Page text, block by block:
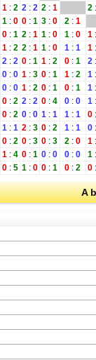
1 : 2 2 : 2 2 : 1 2 :
1 : 0 0 : 1 3 : 0 2 : 1
0 : 1 2 : 1 1 : 0 1 : 0 1 :
1 : 2 2 : 1 1 : 0 1 : 1 1 :
2 : 2 0 : 1 1 : 2 0 : 1 2 :
0 : 0 1 : 3 0 : 1 1 : 2 1 :
0 : 0 1 : 2 0 : 1 0 : 1 1 :
0 : 2 2 : 2 0 : 4 0 : 0 1 :
0 : 2 0 : 0 1 : 1 1 : 1 0 :
1 : 1 2 : 3 0 : 2 1 : 1 0 :
0 : 2 0 : 3 0 : 3 2 : 0 1 :
1 : 4 0 : 1 0 : 0 0 : 0 1 :
0 : 5 1 : 0 0 : 1 0 : 2 0 :
A